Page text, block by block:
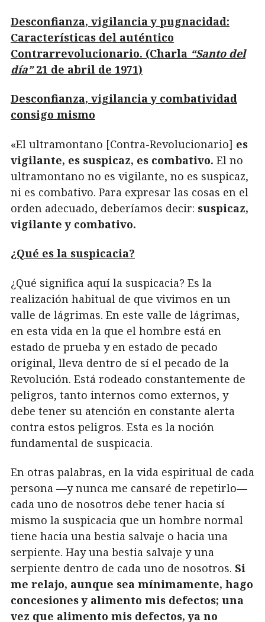
Desconfianza, vigilancia y pugnacidad:
Características del auténtico
Contrarrevolucionario. (Charla “Santo del
día”21 de abril de 1971)
Desconfianza, vigilancia y combatividad
consigo mismo
«El ultramontano [Contra-Revolucionario] es
vigilante, es suspicaz, es combativo. El no
ultramontano no es vigilante, no es suspicaz,
ni es combativo. Para expresar las cosas en el
orden adecuado, deberíamos decir: suspicaz,
vigilante y combativo.
¿Qué es la suspicacia?
¿Qué significa aquí la suspicacia? Es la
realización habitual de que vivimos en un
valle de lágrimas. En este valle de lágrimas,
en esta vida en la que el hombre está en
estado de prueba y en estado de pecado
original, lleva dentro de sí el pecado de la
Revolución. Está rodeado constantemente de
peligros, tanto internos como externos, y
debe tener su atención en constante alerta
contra estos peligros. Esta es la noción
fundamental de suspicacia.
En otras palabras, en la vida espiritual de cada
persona —y nunca me cansaré de repetirlo—
cada uno de nosotros debe tener hacia sí
mismo la suspicacia que un hombre normal
tiene hacia una bestia salvaje o hacia una
serpiente. Hay una bestia salvaje y una
serpiente dentro de cada uno de nosotros. Si
me relajo, aunque sea mínimamente, hago
concesiones y alimento mis defectos; una
vez que alimento mis defectos, ya no